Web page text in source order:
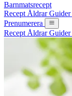
Barnmatsrecept
Recept ÅldrarGuider
Prenumerera
Recept ÅldrarGuider